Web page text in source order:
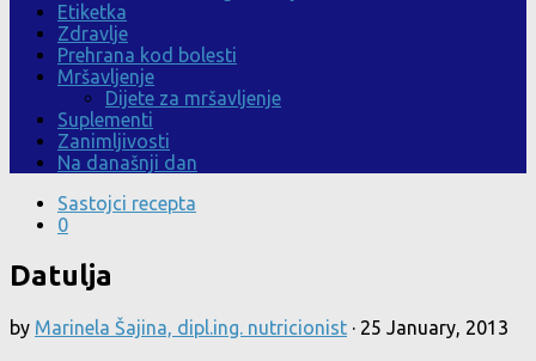
Etiketka
Zdravlje
Prehrana kod bolesti
Mršavljenje
Dijete za mršavljenje
Suplementi
Zanimljivosti
Na današnji dan
Sastojci recepta
0
Datulja
by Marinela Šajina, dipl.ing. nutricionist · 25 January, 2013